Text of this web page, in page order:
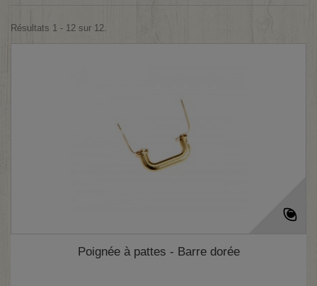
Résultats 1 - 12 sur 12.
Poignée à pattes - Barre dorée